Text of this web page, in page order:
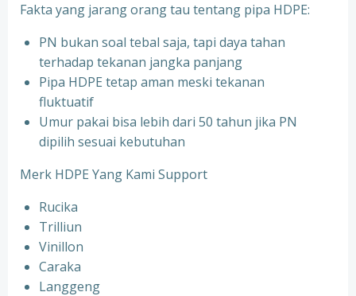
Fakta yang jarang orang tau tentang pipa HDPE:
PN bukan soal tebal saja, tapi daya tahan
terhadap tekanan jangka panjang
Pipa HDPE tetap aman meski tekanan
fluktuatif
Umur pakai bisa lebih dari 50 tahun jika PN
dipilih sesuai kebutuhan
Merk HDPE Yang Kami Support
Rucika
Trilliun
Vinillon
Caraka
Langgeng